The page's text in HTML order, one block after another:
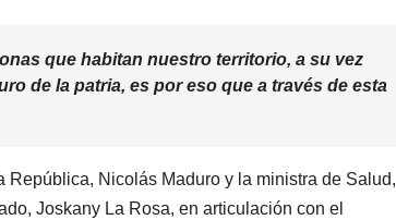
que habitan nuestro territorio, a su vez
de la patria, es por eso que a través de esta
Nicolás Maduro y la ministra de Salud,
Joskany La Rosa, en articulación con el